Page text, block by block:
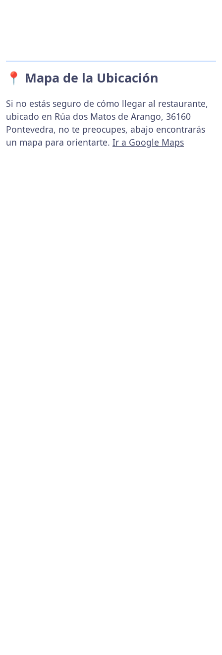
📍 Mapa de la Ubicación
Si no estás seguro de cómo llegar al restaurante,
ubicado en Rúa dos Matos de Arango, 36160
Pontevedra, no te preocupes, abajo encontrarás
un mapa para orientarte. Ir a Google Maps